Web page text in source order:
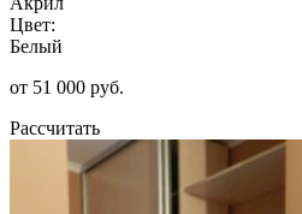
Цвет:
Белый
от 51 000 руб.
Рассчитать